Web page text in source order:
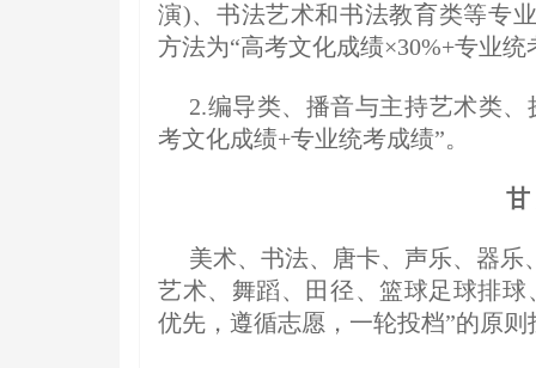
演)、书法艺术和书法教育类等专
方法为“高考文化成绩×30%+专业统
2.编导类、播音与主持艺术类
考文化成绩+专业统考成绩”。
甘
美术、书法、唐卡、声乐、器
艺术、舞蹈、田径、篮球足球排
优先，遵循志愿，一轮投档”的原则